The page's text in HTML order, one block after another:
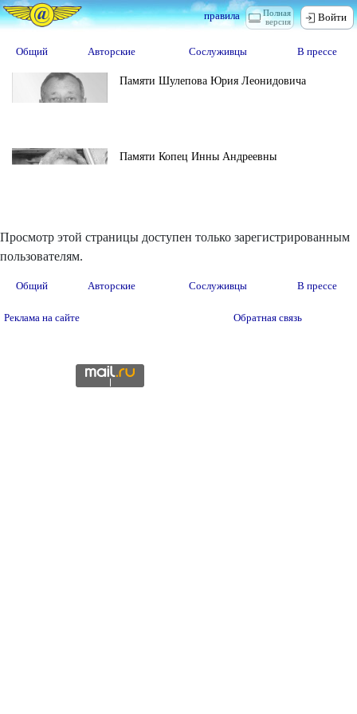
Полная
версия
правила Войти
Общий Авторские Сослуживцы В прессе
Памяти Шулепова Юрия Леонидовича
Памяти Копец Инны Андреевны
Просмотр этой страницы доступен только зарегистрированным
пользователям.
Общий Авторские Сослуживцы В прессе
Реклама на сайте Обратная связь